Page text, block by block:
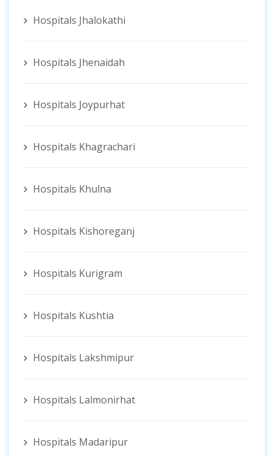
Hospitals Jhalokathi
Hospitals Jhenaidah
Hospitals Joypurhat
Hospitals Khagrachari
Hospitals Khulna
Hospitals Kishoreganj
Hospitals Kurigram
Hospitals Kushtia
Hospitals Lakshmipur
Hospitals Lalmonirhat
Hospitals Madaripur